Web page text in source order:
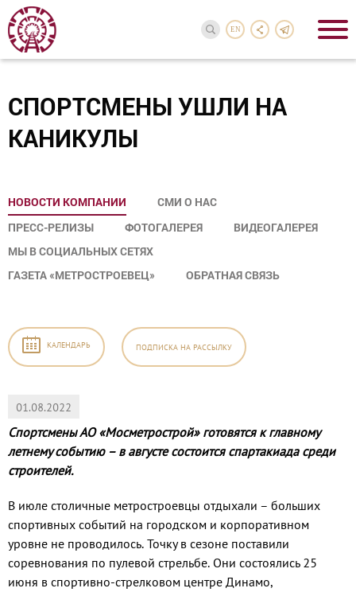
EN
СПОРТСМЕНЫ УШЛИ НА
КАНИКУЛЫ
НОВОСТИ КОМПАНИИ
СМИ О НАС
ПРЕСС-РЕЛИЗЫ
ФОТОГАЛЕРЕЯ
ВИДЕОГАЛЕРЕЯ
МЫ В СОЦИАЛЬНЫХ СЕТЯХ
ГАЗЕТА «МЕТРОСТРОЕВЕЦ»
ОБРАТНАЯ СВЯЗЬ
КАЛЕНДАРЬ ПОДПИСКА НА РАССЫЛКУ
01.08.2022
Спортсмены АО «Мосметрострой» готовятся к главному
летнему событию – в августе состоится спартакиада среди
строителей.
В июле столичные метростроевцы от­дыхали – больших
спортивных событий на городском и корпоративном
уровне не проводилось. Точку в сезоне поставили
соревнования по пулевой стрельбе. Они состоялись 25
июня в спортивно-стрел­ковом центре Динамо,